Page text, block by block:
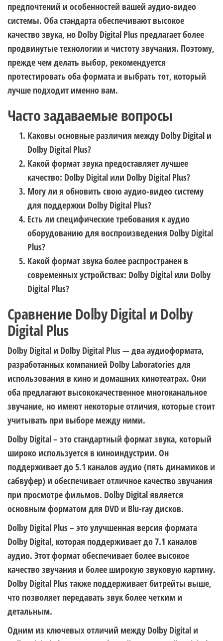
предпочтений и особенностей вашей аудио-видео
системы. Оба стандарта обеспечивают высокое
качество звука, но Dolby Digital Plus предлагает более
продвинутые технологии и чистоту звучания. Поэтому,
прежде чем делать выбор, рекомендуется
протестировать оба формата и выбрать тот, который
лучше подходит именно вам.
Часто задаваемые вопросы
Каковы основные различия между Dolby Digital и
Dolby Digital Plus?
Какой формат звука предоставляет лучшее
качество: Dolby Digital или Dolby Digital Plus?
Могу ли я обновить свою аудио-видео систему
для поддержки Dolby Digital Plus?
Есть ли специфические требования к аудио
оборудованию для воспроизведения Dolby Digital
Plus?
Какой формат звука более распространен в
современных устройствах: Dolby Digital или Dolby
Digital Plus?
Сравнение Dolby Digital и Dolby
Digital Plus
Dolby Digital и Dolby Digital Plus — два аудиоформата,
разработанных компанией Dolby Laboratories для
использования в кино и домашних кинотеатрах. Они
оба предлагают высококачественное многоканальное
звучание, но имеют некоторые отличия, которые стоит
учитывать при выборе между ними.
Dolby Digital – это стандартный формат звука, который
широко используется в киноиндустрии. Он
поддерживает до 5.1 каналов аудио (пять динамиков и
сабвуфер) и обеспечивает отличное качество звучания
при просмотре фильмов. Dolby Digital является
основным форматом для DVD и Blu-ray дисков.
Dolby Digital Plus – это улучшенная версия формата
Dolby Digital, которая поддерживает до 7.1 каналов
аудио. Этот формат обеспечивает более высокое
качество звучания и более широкую звуковую картину.
Dolby Digital Plus также поддерживает битрейты выше,
что позволяет передавать звук более четким и
детальным.
Одним из ключевых отличий между Dolby Digital и